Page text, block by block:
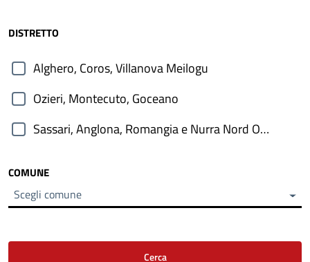
DISTRETTO
Alghero, Coros, Villanova Meilogu
Ozieri, Montecuto, Goceano
Sassari, Anglona, Romangia e Nurra Nord Occidentale
COMUNE
Scegli comune